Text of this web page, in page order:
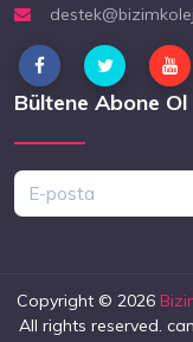
Bültene Abone Ol
Copyright © 2026
All rights reserved.